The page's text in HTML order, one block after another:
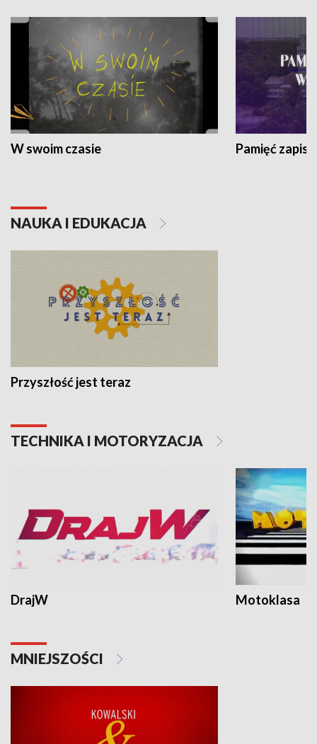
W swoim czasie Pamięć
NAUKA I EDUKACJA
Przyszłość jest teraz
TECHNIKA I MOTORYZACJA
DrajW Motoklasa
MNIEJSZOŚCI